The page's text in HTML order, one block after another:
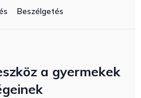
Beszélgetés
a gyermekek